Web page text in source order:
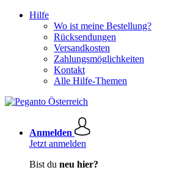
Hilfe
Wo ist meine Bestellung?
Rücksendungen
Versandkosten
Zahlungsmöglichkeiten
Kontakt
Alle Hilfe-Themen
Anmelden
Jetzt anmelden
Bist du neu hier?